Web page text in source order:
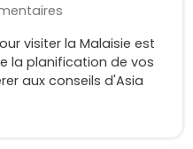
visiter la Malaisie est
la planification de vos
aux conseils d'Asia